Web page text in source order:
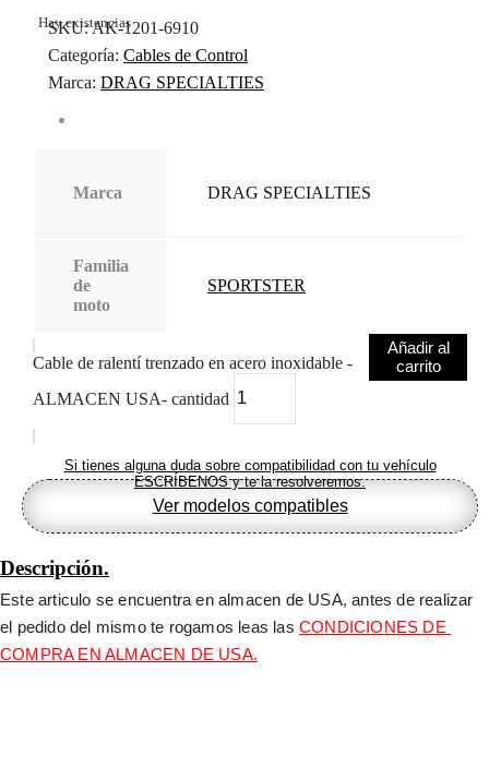
Hay existencias
SKU:AK-1201-6910
Categoría: Cables de Control
Marca: DRAG SPECIALTIES
Marca DRAG SPECIALTIES
Familia
de
moto
SPORTSTER
Cable de ralentí trenzado en acero inoxidable -
ALMACEN USA- cantidad
Añadir al
carrito
Si tienes alguna duda sobre compatibilidad con tu vehículo
ESCRÍBENOS y te la resolveremos.
Ver modelos compatibles
Descripción.
Este articulo se encuentra en almacen de USA, antes de realizar
el pedido del mismo te rogamos leas las CONDICIONES DE
COMPRA EN ALMACEN DE USA.